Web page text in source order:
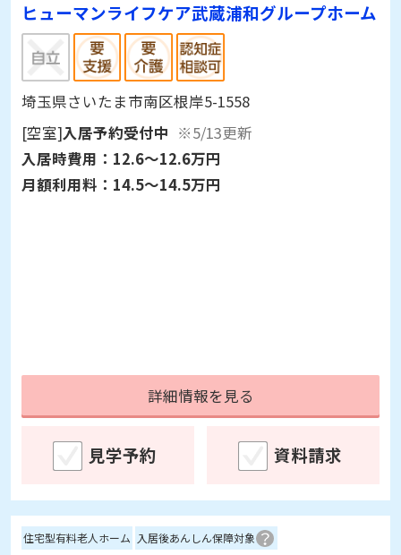
ヒューマンライフケア武蔵浦和グループホーム
埼玉県さいたま市南区根岸5-1558
[空室]入居予約受付中 ※5/13更新
入居時費用： 12.6～12.6万円
月額利用料： 14.5～14.5万円
詳細情報を見る
見学予約 資料請求
住宅型有料老人ホーム 入居後あんしん保障対象